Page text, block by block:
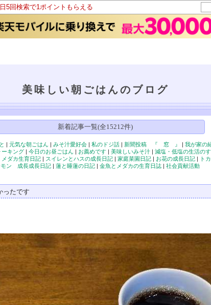
5回検索で1ポイントもらえる
美味しい朝ごはんのブログ
新着記事一覧(全15212件)
| 元気な朝ごはん | みそ汁愛好会| 私のドジ話| 新聞投稿 『 窓 』 | 我が家の
ーキング | 今日のお昼ごはん | お薦めです | 美味しいみそ汁 | 減塩・低塩の生活の
メダカ生育日記 | スイレンとハスの成長日記 | 家庭菜園日記 | お花の成長日記 | ト
モン 成長成長日記| 蓮と睡蓮の日記| 金魚とメダカの生育日誌| 社会貢献活動
ったです